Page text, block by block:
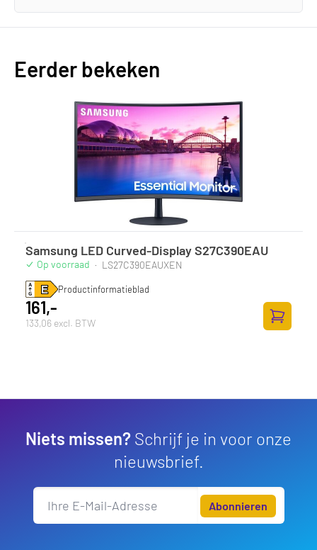
Eerder bekeken
Samsung LED Curved-Display S27C390EAU
Op voorraad · LS27C390EAUXEN
Productinformatieblad
161,-
133,06 excl. BTW
Zum
Niets missen? Schrijf je in voor onze
nieuwsbrief.
Abonnieren